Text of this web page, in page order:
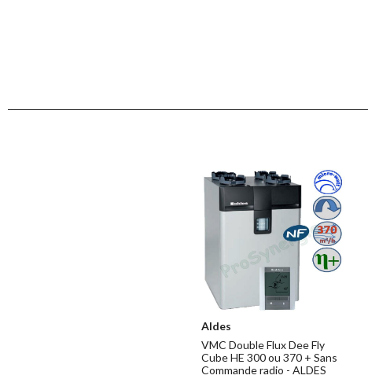
Aldes
VMC Double Flux Dee Fly
Cube HE 300 ou 370 + Sans
Commande radio - ALDES